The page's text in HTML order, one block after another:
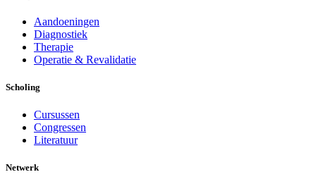
Aandoeningen
Diagnostiek
Therapie
Operatie & Revalidatie
Scholing
Cursussen
Congressen
Literatuur
Netwerk